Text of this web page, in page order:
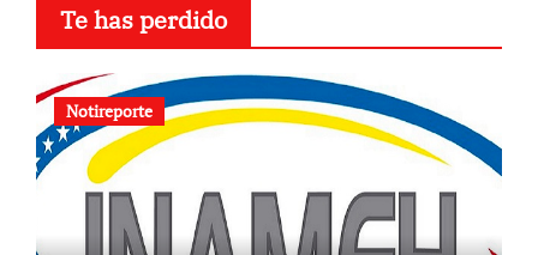
Te has perdido
Notireporte